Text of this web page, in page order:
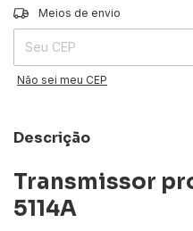
Entregas para o CEP:
Meios de envio
Não sei meu CEP
Descrição
Transmissor
5114A